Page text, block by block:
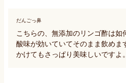
だんごっ鼻
こちらの、無添加のリンゴ酢は
酸味が効いていてそのまま飲めま
かけてもさっぱり美味しいですよ。